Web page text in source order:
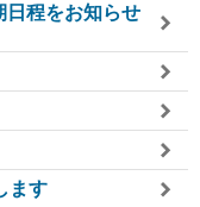
日程をお知らせ
ます